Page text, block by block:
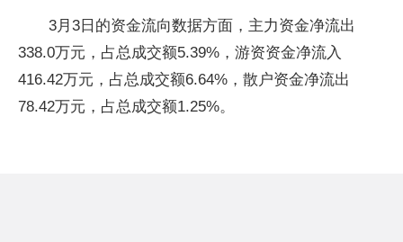
3月3日的资金流向数据方面，主力资金净流出
338.0万元，占总成交额5.39%，游资资金净流入
416.42万元，占总成交额6.64%，散户资金净流出
78.42万元，占总成交额1.25%。